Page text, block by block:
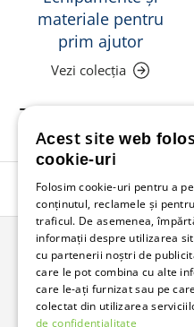
materiale pentru
prim ajutor
Vezi colecția
Bunzl Romania
Soluții complete pentru
Acest site web
cookie-uri
Folosim cookie-uri pentru a
conținutul, reclamele și
traficul. De asemenea,
informații despre utilizarea
cu partenerii noștri de
care le pot combina cu alte
care le-ați furnizat sau pe
colectat din utilizarea
de confidențialitate